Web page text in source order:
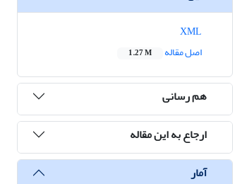
اصل مقاله
1.27 M
هم رسانی
ارجاع به این مقاله
آمار